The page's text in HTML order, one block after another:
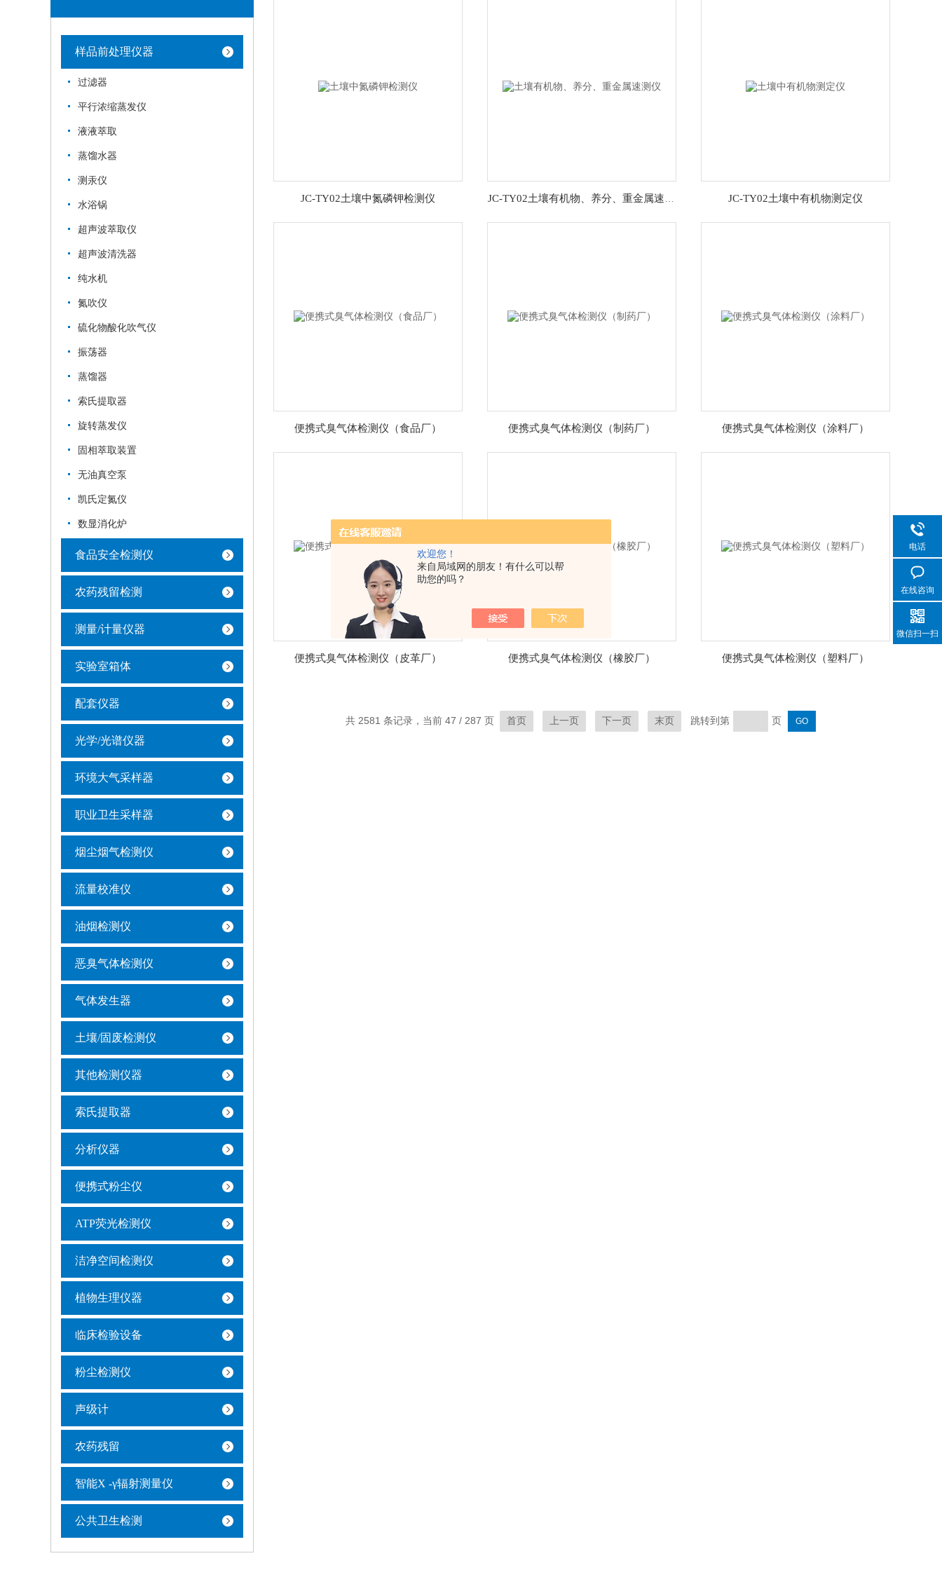
欢迎您！
来自局域网的朋友！有什么可以帮
助您的吗？
样品前处理仪器
过滤器
平行浓缩蒸发仪
液液萃取
蒸馏水器
测汞仪
水浴锅
超声波萃取仪
超声波清洗器
纯水机
氮吹仪
硫化物酸化吹气仪
振荡器
蒸馏器
索氏提取器
旋转蒸发仪
固相萃取装置
无油真空泵
凯氏定氮仪
数显消化炉
食品安全检测仪
农药残留检测
测量/计量仪器
实验室箱体
配套仪器
光学/光谱仪器
环境大气采样器
职业卫生采样器
烟尘烟气检测仪
流量校准仪
油烟检测仪
恶臭气体检测仪
气体发生器
土壤/固废检测仪
其他检测仪器
索氏提取器
分析仪器
便携式粉尘仪
ATP荧光检测仪
洁净空间检测仪
植物生理仪器
临床检验设备
粉尘检测仪
声级计
农药残留
智能X -γ辐射测量仪
公共卫生检测
JC-TY02土壤中氮磷钾检测仪 JC-TY02土壤中有机物测定仪
便携式臭气体检测仪（食品厂） 便携式臭气体检测仪（制药厂） 便携式臭气体检测仪（涂料厂）
便携式臭气体检测仪（皮革厂） 便携式臭气体检测仪（橡胶厂） 便携式臭气体检测仪（塑料厂）
共 2581 条记录，当前 47 / 287 页 首页 上一页 下一页 末页 跳转到第 页
电话
在线咨询
微信扫一扫